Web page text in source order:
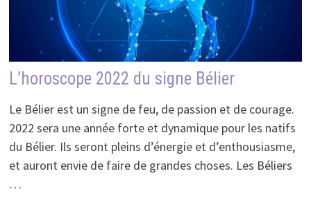
L’horoscope 2022 du signe Bélier
Le Bélier est un signe de feu, de passion et de courage.
2022 sera une année forte et dynamique pour les natifs
du Bélier. Ils seront pleins d’énergie et d’enthousiasme,
et auront envie de faire de grandes choses. Les Béliers
…